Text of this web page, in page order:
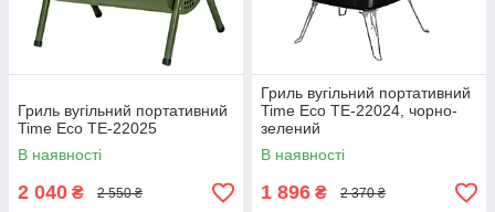
Гриль вугільний портативний
Time Eco ТЕ-22025
В наявності
2 040 ₴ 2 550 ₴
Гриль вугільний портативний
Time Eco ТЕ-22024, чорно-
зелений
В наявності
1 896 ₴ 2 370 ₴